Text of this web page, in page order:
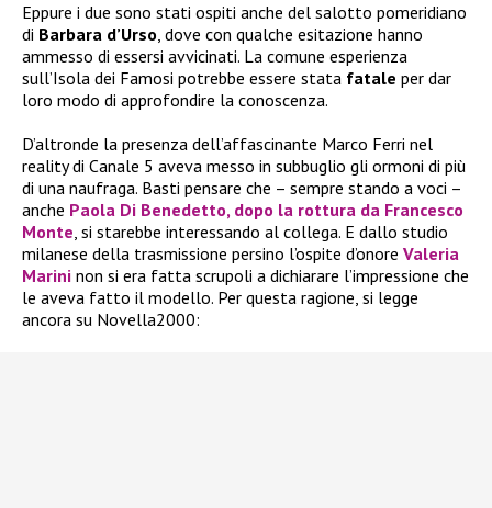
Eppure i due sono stati ospiti anche del salotto pomeridiano
di Barbara d’Urso, dove con qualche esitazione hanno
ammesso di essersi avvicinati. La comune esperienza
sull’Isola dei Famosi potrebbe essere stata fatale per dar
loro modo di approfondire la conoscenza.
D’altronde la presenza dell’affascinante Marco Ferri nel
reality di Canale 5 aveva messo in subbuglio gli ormoni di più
di una naufraga. Basti pensare che – sempre stando a voci –
anche Paola Di Benedetto, dopo la rottura da Francesco
Monte, si starebbe interessando al collega. E dallo studio
milanese della trasmissione persino l’ospite d’onore Valeria
Marini non si era fatta scrupoli a dichiarare l’impressione che
le aveva fatto il modello. Per questa ragione, si legge
ancora su Novella2000: